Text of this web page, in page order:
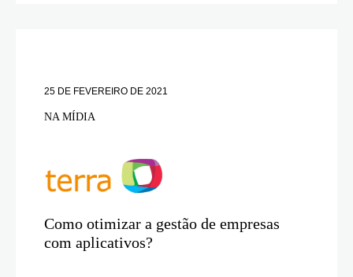
25 DE FEVEREIRO DE 2021
NA MÍDIA
Como otimizar a gestão de empresas
com aplicativos?